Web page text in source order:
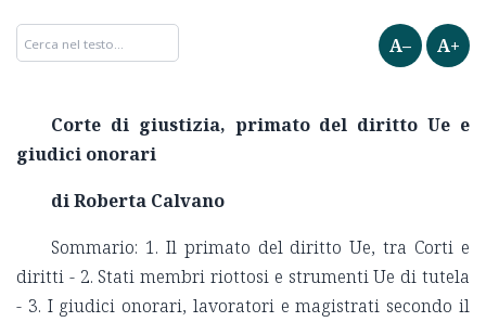
A– A+
Corte di giustizia, primato del diritto Ue e
giudici onorari
di Roberta Calvano
Sommario: 1. Il primato del diritto Ue, tra Corti e
diritti - 2. Stati membri riottosi e strumenti Ue di tutela
- 3. I giudici onorari, lavoratori e magistrati secondo il